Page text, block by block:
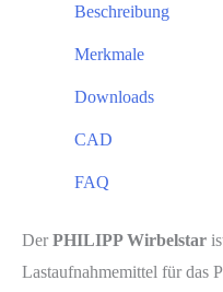
Beschreibung
Merkmale
Downloads
CAD
FAQ
Der PHILIPP Wirbelstar
Lastaufnahmemittel für das